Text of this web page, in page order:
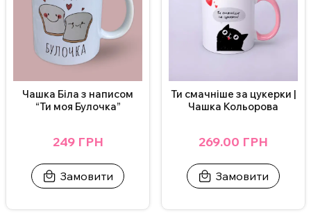
Чашка Біла з написом
“Ти моя Булочка”
249 ГРН
Замовити
Ти смачніше за цукерки |
Чашка Кольорова
269.00 ГРН
Замовити